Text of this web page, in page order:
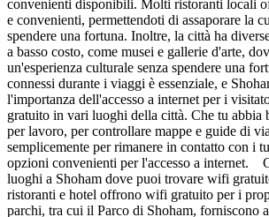
convenienti disponibili. Molti ristoranti locali
e convenienti, permettendoti di assaporare la
spendere una fortuna. Inoltre, la città ha
a basso costo, come musei e gallerie d'arte,
un'esperienza culturale senza spendere una
connessi durante i viaggi è essenziale, e
l'importanza dell'accesso a internet per i
gratuito in vari luoghi della città. Che tu abbia
per lavoro, per controllare mappe e guide di
semplicemente per rimanere in contatto con i
opzioni convenienti per l'accesso a internet.
luoghi a Shoham dove puoi trovare wifi
ristoranti e hotel offrono wifi gratuito per i
parchi, tra cui il Parco di Shoham, forniscono